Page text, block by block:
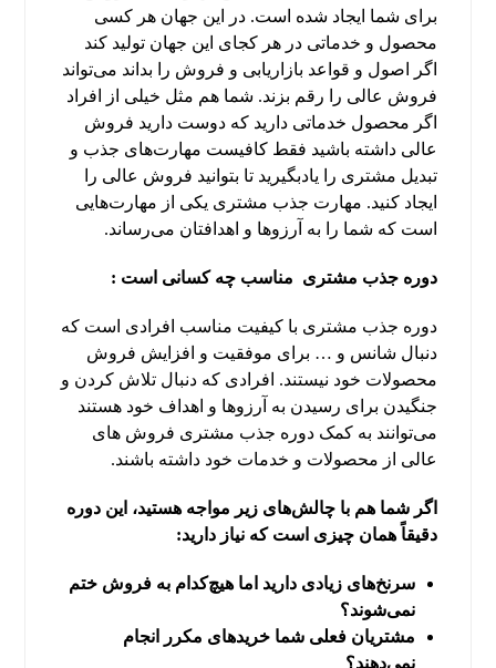
برای شما ایجاد شده است. در این جهان هر کسی
محصول و خدماتی در هر کجای این جهان تولید کند
اگر اصول و قواعد بازاریابی و فروش را بداند می‌تواند
فروش عالی را رقم بزند. شما هم مثل خیلی از افراد
اگر محصول خدماتی دارید که دوست دارید فروش
عالی داشته باشید فقط کافیست مهارت‌های جذب و
تبدیل مشتری را یادبگیرید تا بتوانید فروش عالی را
ایجاد کنید. مهارت جذب مشتری یکی از مهارت‌هایی
است که شما را به آرزوها و اهدافتان می‌رساند.
دوره جذب مشتری مناسب چه کسانی است :
دوره جذب مشتری با کیفیت مناسب افرادی است که
دنبال شانس و … برای موفقیت و افزایش فروش
محصولات خود نیستند. افرادی که دنبال تلاش کردن و
جنگیدن برای رسیدن به آرزوها و اهداف خود هستند
می‌توانند به کمک دوره جذب مشتری فروش های
عالی از محصولات و خدمات خود داشته باشند.
اگر شما هم با چالش‌های زیر مواجه هستید، این دوره
دقیقاً همان چیزی است که نیاز دارید:
سرنخ‌های زیادی دارید اما هیچ‌کدام به فروش ختم
نمی‌شوند؟
مشتریان فعلی شما خریدهای مکرر انجام
نمی‌دهند؟